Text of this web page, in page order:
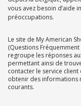
vous avez besoin d’aide
préoccupations.
Le site de My American
(Questions Fréquemment
regroupe les réponses
permettant ainsi de
contacter le service
obtenir des informations
courants.